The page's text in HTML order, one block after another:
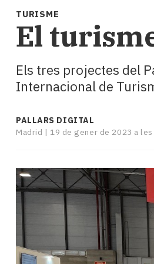
i
turisme
Cultura
Esports
Mai
tant!
TV
mitjans
El
Entrevistes
Enquestes
A
escena!
Dis
teva!
TURISME
El
Els tres projectes del
Internacional de
PALLARS DIGITAL
Madrid | 19 de gener de 2023 a